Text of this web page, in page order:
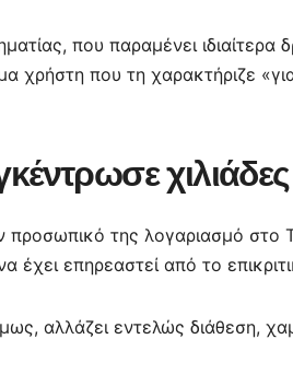
που παραμένει
χρήστη που τη χαρακτήριζε
προσωπικό της λογαριασμό στο
έχει επηρεαστεί από το
αλλάζει εντελώς διάθεση,